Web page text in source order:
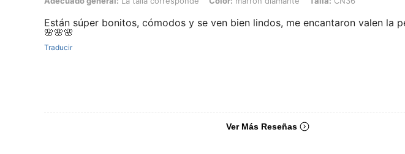
Están súper bonitos, cómodos y se ven bien lindos, me encantaron valen la
🌸🌸🌸
Traducir
Ver Más Reseñas